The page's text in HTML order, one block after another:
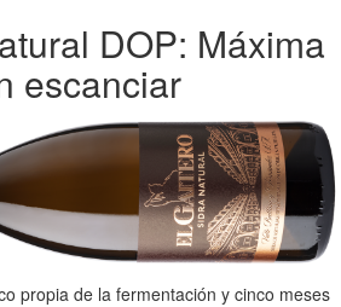
DOP: Máxima
escanciar
propia de la fermentación y cinco meses